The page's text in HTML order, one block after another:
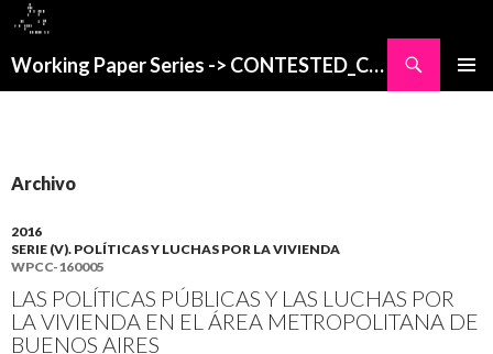
Working Paper Series -> CONTESTED_CITIES
Archivo
2016
SERIE (V). POLÍTICAS Y LUCHAS POR LA VIVIENDA
WPCC-160005
LAS POLÍTICAS PÚBLICAS Y LAS LUCHAS POR
LA VIVIENDA EN EL ÁREA METROPOLITANA DE
BUENOS AIRES